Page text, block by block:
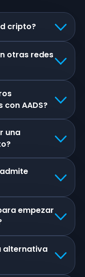
cripto?
otras redes
AADS?
una
empezar
alternativa